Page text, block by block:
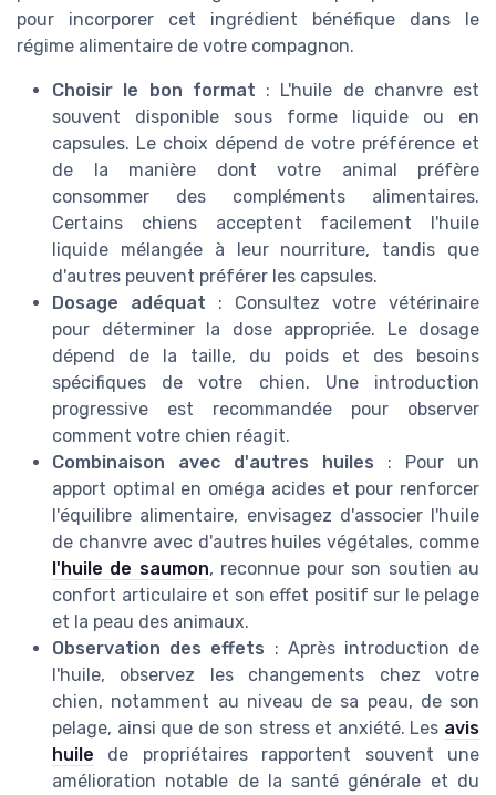
pour incorporer cet ingrédient bénéfique dans le
régime alimentaire de votre compagnon.
Choisir le bon format : L'huile de chanvre est
souvent disponible sous forme liquide ou en
capsules. Le choix dépend de votre préférence et
de la manière dont votre animal préfère
consommer des compléments alimentaires.
Certains chiens acceptent facilement l'huile
liquide mélangée à leur nourriture, tandis que
d'autres peuvent préférer les capsules.
Dosage adéquat : Consultez votre vétérinaire
pour déterminer la dose appropriée. Le dosage
dépend de la taille, du poids et des besoins
spécifiques de votre chien. Une introduction
progressive est recommandée pour observer
comment votre chien réagit.
Combinaison avec d'autres huiles : Pour un
apport optimal en oméga acides et pour renforcer
l'équilibre alimentaire, envisagez d'associer l'huile
de chanvre avec d'autres huiles végétales, comme
l'huile de saumon, reconnue pour son soutien au
confort articulaire et son effet positif sur le pelage
et la peau des animaux.
Observation des effets : Après introduction de
l'huile, observez les changements chez votre
chien, notamment au niveau de sa peau, de son
pelage, ainsi que de son stress et anxiété. Les avis
huile de propriétaires rapportent souvent une
amélioration notable de la santé générale et du